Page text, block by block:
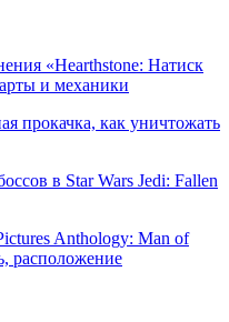
«Hearthstone: Натиск
и механики
прокачка, как уничтожать
в Star Wars Jedi: Fallen
Anthology: Man of
расположение